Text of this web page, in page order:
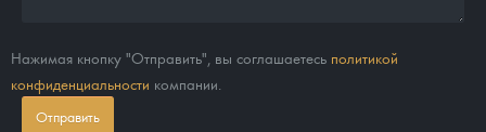
Нажимая кнопку "Отправить", вы соглашаетесь политикой
конфиденциальности компании.
Отправить